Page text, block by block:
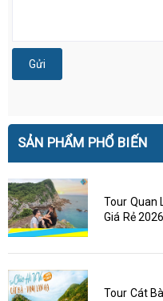
Gửi
SẢN PHẨM PHỔ BIẾN
Tour Quan
Giá Rẻ 2026
Tour Cát